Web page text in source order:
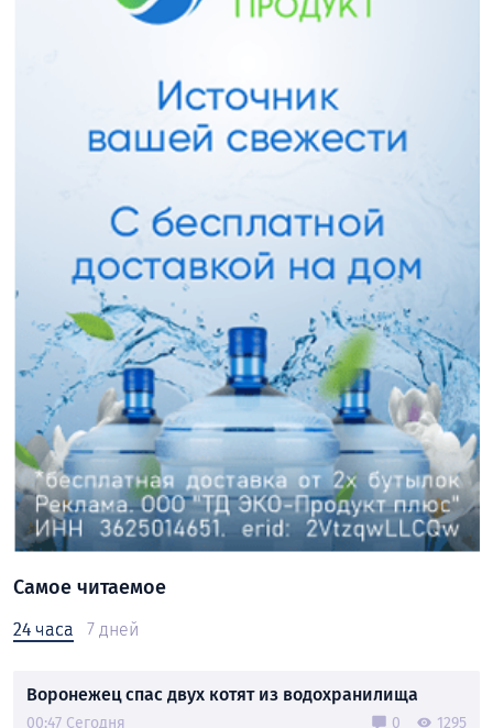
Самое читаемое
24 часа 7 дней
Воронежец спас двух котят из водохранилища
00:47 Сегодня 0 1295